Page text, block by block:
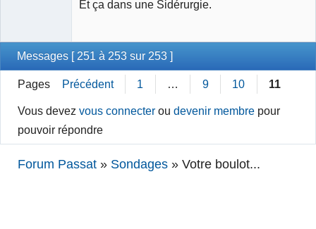
Et ça dans une Sidérurgie.
Messages [ 251 à 253 sur 253 ]
Pages Précédent 1 … 9 10 11
Vous devezvous connecter oudevenir membre pour
pouvoir répondre
Forum Passat » Sondages »Votre boulot...